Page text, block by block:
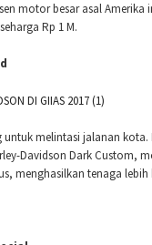
motor besar asal Amerika
Rp 1 M.
untuk melintasi jalanan
Davidson Dark Custom,
menghasilkan tenaga lebih